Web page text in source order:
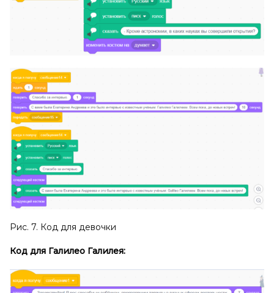
Рис. 7. Код для девочки
Код для Галилео Галилея: